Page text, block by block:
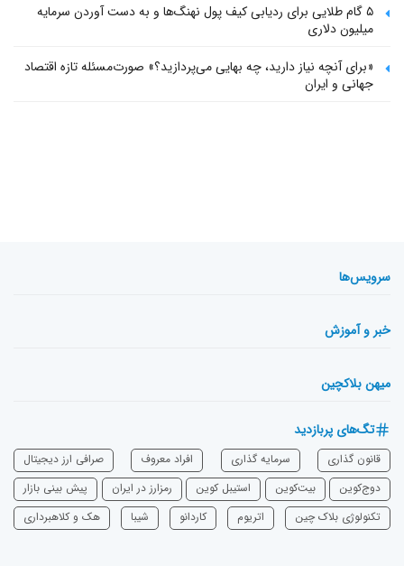
۵ گام طلایی برای ردیابی کیف پول‌ نهنگ‌ها و به دست آوردن سرمایه
میلیون دلاری
«برای آنچه نیاز دارید، چه بهایی می‌پردازید؟» صورت‌مسئله تازه اقتصاد
جهانی و ایران
سرویس‌ها
خبر و آموزش
میهن بلاکچین
تگ‌های پربازدید
قانون گذاری سرمایه‌ گذاری افراد معروف
صرافی ارز دیجیتال
دوج‌کوین
بیت‌کوین استیبل کوین رمزارز در ایران
پیش بینی بازار
تکنولوژی بلاک چین
اتریوم ‌کاردانو شیبا هک و کلاهبرداری